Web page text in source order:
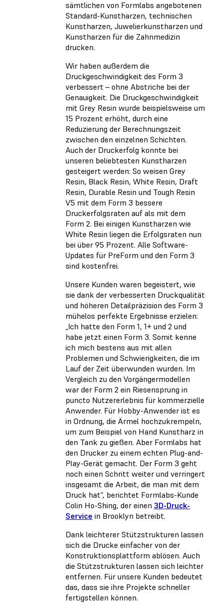
sämtlichen von Formlabs angebotenen
Standard-Kunstharzen, technischen
Kunstharzen, Juwelierkunstharzen und
Kunstharzen für die Zahnmedizin
drucken.
Wir haben außerdem die
Druckgeschwindigkeit des Form 3
verbessert – ohne Abstriche bei der
Genauigkeit. Die Druckgeschwindigkeit
mit Grey Resin wurde beispielsweise um
15 Prozent erhöht, durch eine
Reduzierung der Berechnungszeit
zwischen den einzelnen Schichten.
Auch der Druckerfolg konnte bei
unseren beliebtesten Kunstharzen
gesteigert werden: So weisen Grey
Resin, Black Resin, White Resin, Draft
Resin, Durable Resin und Tough Resin
V5 mit dem Form 3 bessere
Druckerfolgsraten auf als mit dem
Form 2. Bei einigen Kunstharzen wie
White Resin liegen die Erfolgsraten nun
bei über 95 Prozent. Alle Software-
Updates für PreForm und den Form 3
sind kostenfrei.
Unsere Kunden waren begeistert, wie
sie dank der verbesserten Druckqualität
und höheren Detailpräzision des Form 3
mühelos perfekte Ergebnisse erzielen:
„Ich hatte den Form 1, 1+ und 2 und
habe jetzt einen Form 3. Somit kenne
ich mich bestens aus mit allen
Problemen und Schwierigkeiten, die im
Lauf der Zeit überwunden wurden. Im
Vergleich zu den Vorgängermodellen
war der Form 2 ein Riesensprung in
puncto Nutzererlebnis für kommerzielle
Anwender. Für Hobby-Anwender ist es
in Ordnung, die Ärmel hochzukrempeln,
um zum Beispiel von Hand Kunstharz in
den Tank zu gießen. Aber Formlabs hat
den Drucker zu einem echten Plug-and-
Play-Gerät gemacht. Der Form 3 geht
noch einen Schritt weiter und verringert
insgesamt die Arbeit, die man mit dem
Druck hat“, berichtet Formlabs-Kunde
Colin Ho-Shing, der einen 3D-Druck-
Service in Brooklyn betreibt.
Dank leichterer Stützstrukturen lassen
sich die Drucke einfacher von der
Konstruktionsplattform ablösen. Auch
die Stützstrukturen lassen sich leichter
entfernen. Für unsere Kunden bedeutet
das, dass sie ihre Projekte schneller
fertigstellen können.